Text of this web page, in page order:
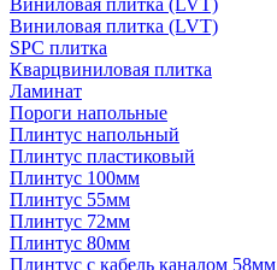
Виниловая плитка (LVT)
Виниловая плитка (LVT)
SPC плитка
Кварцвиниловая плитка
Ламинат
Пороги напольные
Плинтус напольный
Плинтус пластиковый
Плинтус 100мм
Плинтус 55мм
Плинтус 72мм
Плинтус 80мм
Плинтус с кабель каналом 58мм